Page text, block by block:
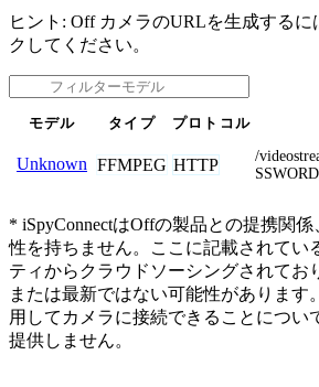
ヒント: Off カメラのURLを生成するに
クしてください。
モデル タイプ プロトコル
Unknown FFMPEG HTTP
/
* iSpyConnectはOffの製品との提携関
性を持ちません。ここに記載されてい
ティからクラウドソーシングされてお
または最新ではない可能性があります
用してカメラに接続できることについ
提供しません。